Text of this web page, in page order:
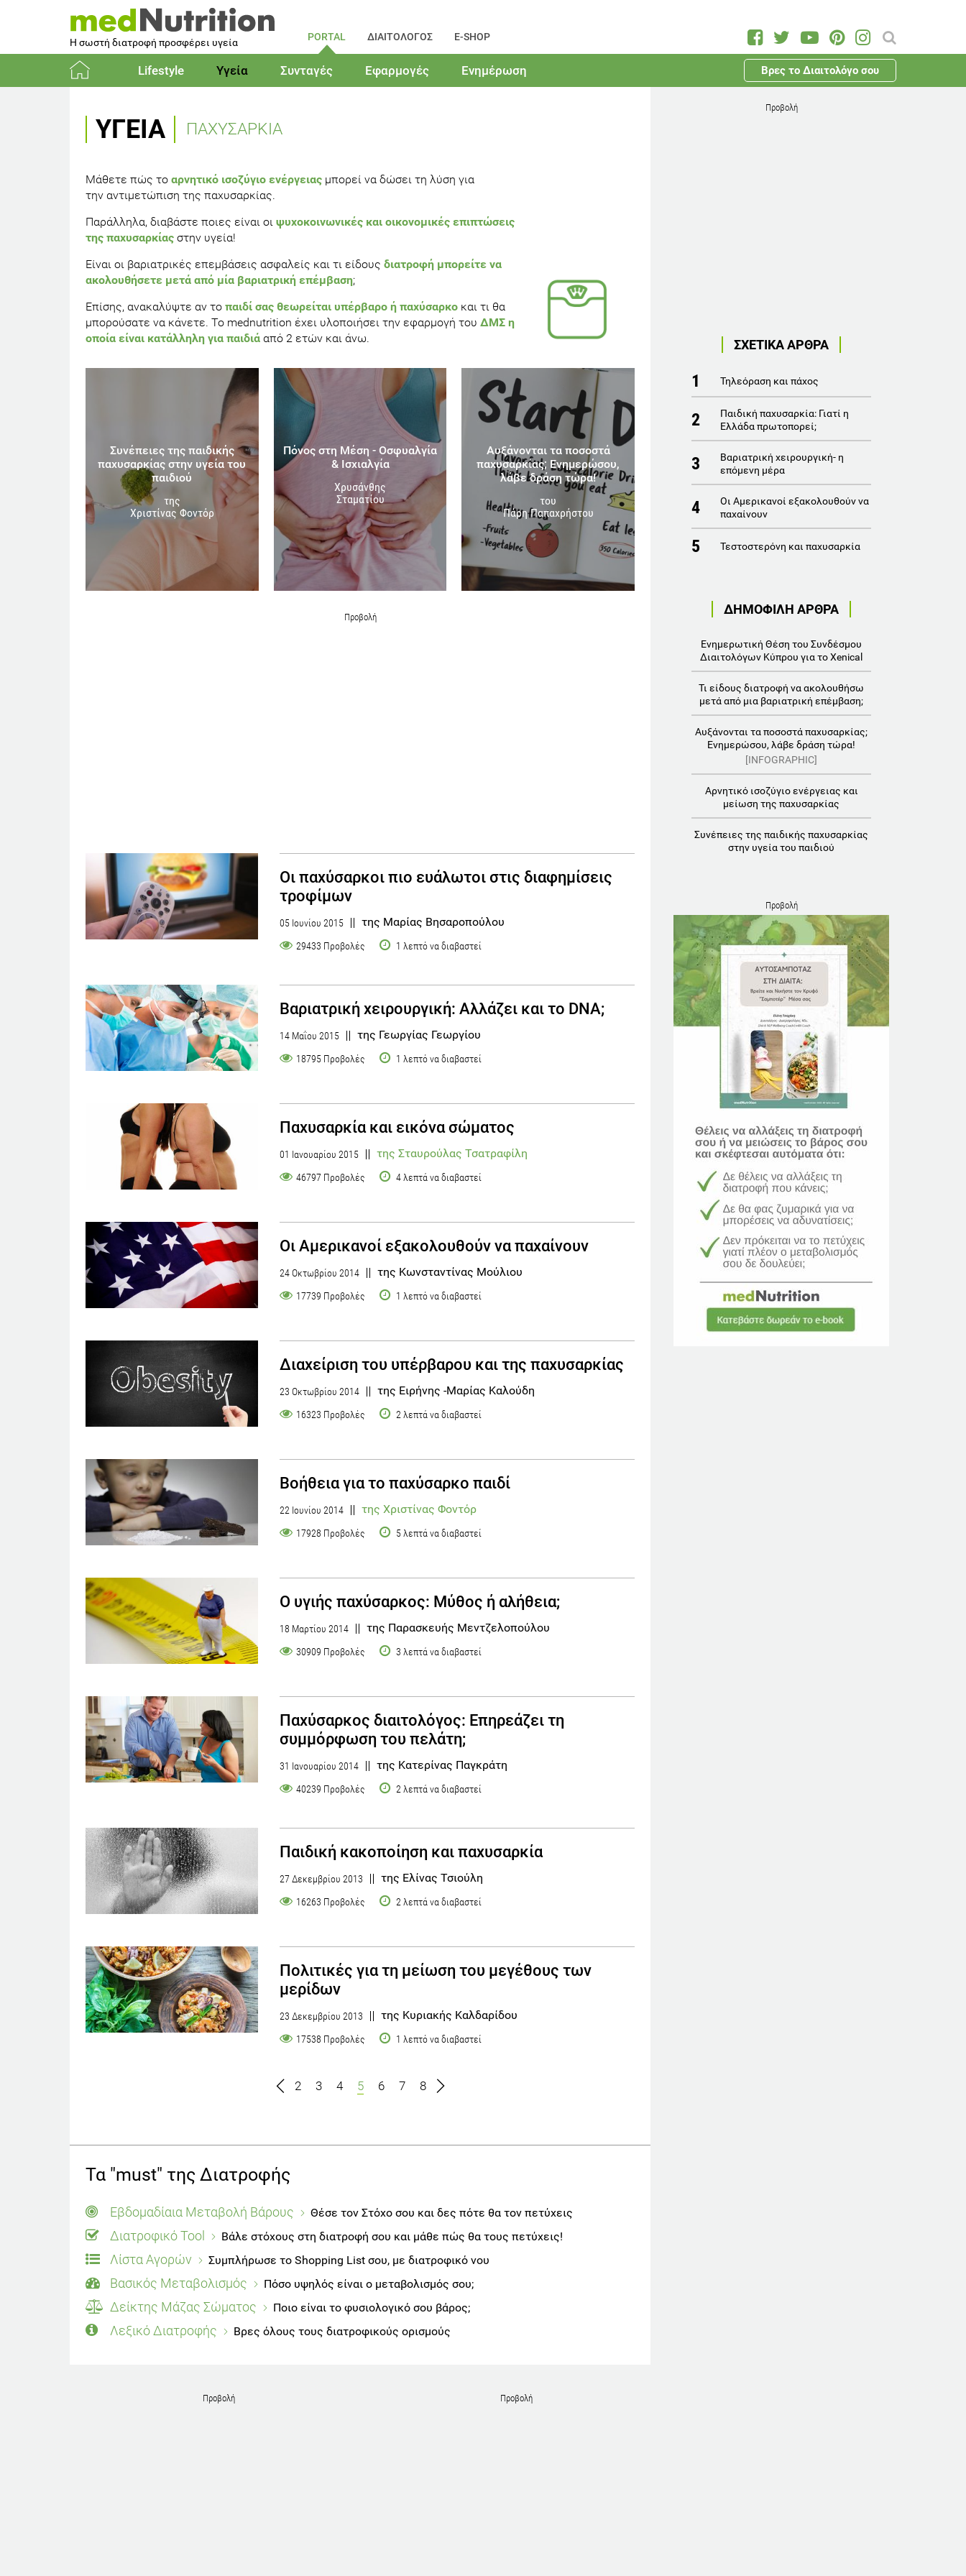
Η σωστή διατροφή προσφέρει υγεία PORTAL ΔΙΑΙΤΟΛΟΓΟΣ E-SHOP
Lifestyle Υγεία Συνταγές Εφαρμογές Ενημέρωση Βρες το Διαιτολόγο σου
ΥΓΕΊΑ ΠΑΧΥΣΑΡΚΙΑ
Μάθετε πώς το αρνητικό ισοζύγιο ενέργειας μπορεί να δώσει τη λύση για
την αντιμετώπιση της παχυσαρκίας.
Παράλληλα, διαβάστε ποιες είναι οι ψυχοκοινωνικές και οικονομικές επιπτώσεις
της παχυσαρκίας στην υγεία!
Είναι οι βαριατρικές επεμβάσεις ασφαλείς και τι είδους διατροφή μπορείτε να
ακολουθήσετε μετά από μία βαριατρική επέμβαση;
Επίσης, ανακαλύψτε αν το παιδί σας θεωρείται υπέρβαρο ή παχύσαρκο και τι θα
μπορούσατε να κάνετε. Το mednutrition έχει υλοποιήσει την εφαρμογή του ΔΜΣ η
οποία είναι κατάλληλη για παιδιά από 2 ετών και άνω.
Συνέπειες της παιδικής
παχυσαρκίας στην υγεία του
παιδιού
της
Χριστίνας Φοντόρ
Πόνος στη Μέση - Οσφυαλγία
& Ισχιαλγία
Χρυσάνθης
Σταματίου
Αυξάνονται τα ποσοστά
παχυσαρκίας; Ενημερώσου,
λάβε δράση τώρα!
του
Πάρη Παπαχρήστου
Προβολή
Οι παχύσαρκοι πιο ευάλωτοι στις διαφημίσεις
τροφίμων
05 Ιουνίου 2015 της Μαρίας Βησαροπούλου
29433 Προβολές 1 λεπτό να διαβαστεί
Bαριατρική χειρουργική: Αλλάζει και το DNA;
14 Μαΐου 2015 της Γεωργίας Γεωργίου
18795 Προβολές 1 λεπτό να διαβαστεί
Παχυσαρκία και εικόνα σώματος
01 Ιανουαρίου 2015 της Σταυρούλας Τσατραφίλη
46797 Προβολές 4 λεπτά να διαβαστεί
Οι Αμερικανοί εξακολουθούν να παχαίνουν
24 Οκτωβρίου 2014 της Κωνσταντίνας Μούλιου
17739 Προβολές 1 λεπτό να διαβαστεί
Διαχείριση του υπέρβαρου και της παχυσαρκίας
23 Οκτωβρίου 2014 της Ειρήνης -Μαρίας Καλούδη
16323 Προβολές 2 λεπτά να διαβαστεί
Βοήθεια για το παχύσαρκο παιδί
22 Ιουνίου 2014 της Χριστίνας Φοντόρ
17928 Προβολές 5 λεπτά να διαβαστεί
O υγιής παχύσαρκος: Μύθος ή αλήθεια;
18 Μαρτίου 2014 της Παρασκευής Μεντζελοπούλου
30909 Προβολές 3 λεπτά να διαβαστεί
Παχύσαρκος διαιτολόγος: Επηρεάζει τη
συμμόρφωση του πελάτη;
31 Ιανουαρίου 2014 της Κατερίνας Παγκράτη
40239 Προβολές 2 λεπτά να διαβαστεί
Παιδική κακοποίηση και παχυσαρκία
27 Δεκεμβρίου 2013 της Ελίνας Τσιούλη
16263 Προβολές 2 λεπτά να διαβαστεί
Πολιτικές για τη μείωση του μεγέθους των
μερίδων
23 Δεκεμβρίου 2013 της Κυριακής Καλδαρίδου
17538 Προβολές 1 λεπτό να διαβαστεί
2 3 4 5 6 7 8
Τα "must" της Διατροφής
Εβδομαδίαια Μεταβολή Βάρους Θέσε τον Στόχο σου και δες πότε θα τον πετύχεις
Διατροφικό Tool Βάλε στόχους στη διατροφή σου και μάθε πώς θα τους πετύχεις!
Λίστα Αγορών Συμπλήρωσε το Shopping List σου, με διατροφικό νου
Βασικός Μεταβολισμός Πόσο υψηλός είναι ο μεταβολισμός σου;
Δείκτης Μάζας Σώματος Ποιο είναι το φυσιολογικό σου βάρος;
Λεξικό Διατροφής Βρες όλους τους διατροφικούς ορισμούς
Προβολή
ΣΧΕΤΙΚΑ ΑΡΘΡΑ
1 Τηλεόραση και πάχος
2
Παιδική παχυσαρκία: Γιατί η
Ελλάδα πρωτοπορεί;
3
Βαριατρική χειρουργική- η
επόμενη μέρα
4
Οι Αμερικανοί εξακολουθούν να
παχαίνουν
5 Τεστοστερόνη και παχυσαρκία
ΔΗΜΟΦΙΛΗ ΑΡΘΡΑ
Eνημερωτική Θέση του Συνδέσμου
Διαιτολόγων Κύπρου για το Xenical
Τι είδους διατροφή να ακολουθήσω
μετά από μια βαριατρική επέμβαση;
Αυξάνονται τα ποσοστά παχυσαρκίας;
Ενημερώσου, λάβε δράση τώρα!
[INFOGRAPHIC]
Aρνητικό ισοζύγιο ενέργειας και
μείωση της παχυσαρκίας
Συνέπειες της παιδικής παχυσαρκίας
στην υγεία του παιδιού
Προβολή
Προβολή Προβολή